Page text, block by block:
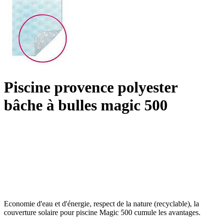
Piscine provence polyester
bâche à bulles magic 500
Economie d'eau et d'énergie, respect de la nature (recyclable), la
couverture solaire pour piscine Magic 500 cumule les avantages.